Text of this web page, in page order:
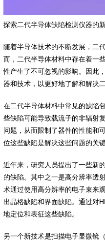
探索二代半导体缺陷检测仪器的
随着半导体技术的不断发展，二
而，二代半导体材料中存在着一
性产生了不可忽视的影响。因此
器和技术，以更好地了解和解决
在二代半导体材料中常见的缺陷
些缺陷可能导致载流子的非辐射
问题，从而限制了器件的性能和
位这些缺陷是解决这些问题的关键
近年来，研究人员提出了一些新
的缺陷。其中之一是高分辨率透
术通过使用高分辨率的电子束来
出晶格缺陷和界面缺陷。通过对
地定位和表征这些缺陷。
另一个新技术是扫描电子显微镜